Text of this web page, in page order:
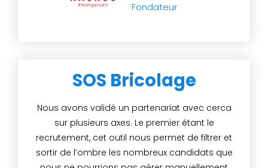
Fondateur
SOS Bricolage
Nous avons validé un partenariat avec cerca
sur plusieurs axes. Le premier étant le
recrutement, cet outil nous permet de filtrer et
sortir de l’ombre les nombreux candidats que